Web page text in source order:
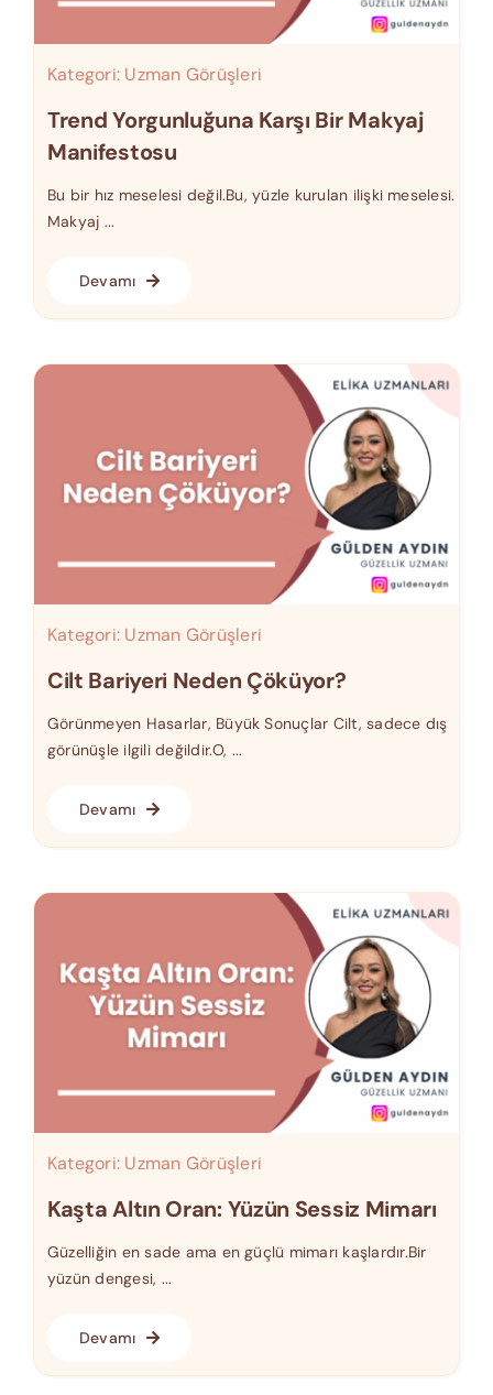
Kategori: Uzman Görüşleri
Trend Yorgunluğuna Karşı Bir Makyaj
Manifestosu
Bu bir hız meselesi değil.Bu, yüzle kurulan ilişki meselesi.
Makyaj ...
Devamı
Kategori: Uzman Görüşleri
Cilt Bariyeri Neden Çöküyor?
Görünmeyen Hasarlar, Büyük Sonuçlar Cilt, sadece dış
görünüşle ilgili değildir.O, ...
Devamı
Kategori: Uzman Görüşleri
Kaşta Altın Oran: Yüzün Sessiz Mimarı
Güzelliğin en sade ama en güçlü mimarı kaşlardır.Bir
yüzün dengesi, ...
Devamı